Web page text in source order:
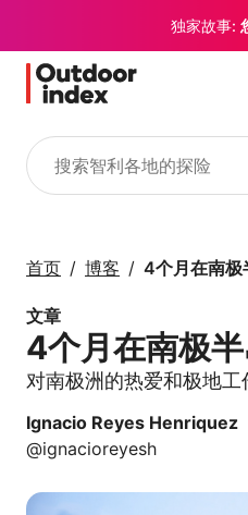
独家故事:
搜索
首页 博客 4个月在南极
文章
4个月在南极
对南极洲的热爱和极地工
Ignacio Reyes Henriquez
@ignacioreyesh
与
起探